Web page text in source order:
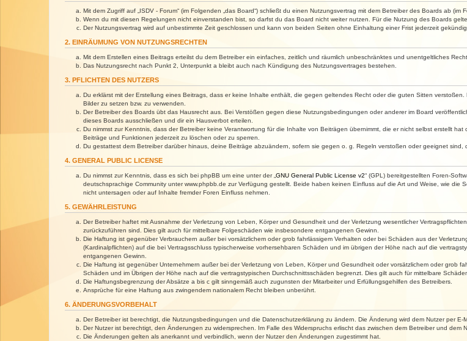
Mit dem Zugriff auf „ISDV - Forum“ (im Folgenden „das Board“) schließt du einen Nutzungsvertrag mit dem Betreiber des Boards ab
Wenn du mit diesen Regelungen nicht einverstanden bist, so darfst du das Board nicht weiter nutzen. Für die Nutzung des Boards
Der Nutzungsvertrag wird auf unbestimmte Zeit geschlossen und kann von beiden Seiten ohne Einhaltung einer Frist jederzeit
2. EINRÄUMUNG VON NUTZUNGSRECHTEN
Mit dem Erstellen eines Beitrags erteilst du dem Betreiber ein einfaches, zeitlich und räumlich unbeschränktes und unentgeltliches
Das Nutzungsrecht nach Punkt 2, Unterpunkt a bleibt auch nach Kündigung des Nutzungsvertrages bestehen.
3. PFLICHTEN DES NUTZERS
Du erklärst mit der Erstellung eines Beitrags, dass er keine Inhalte enthält, die gegen geltendes Recht oder die guten Sitten
Bilder zu setzen bzw. zu verwenden.
Der Betreiber des Boards übt das Hausrecht aus. Bei Verstößen gegen diese Nutzungsbedingungen oder anderer im Board
dieses Boards ausschließen und dir ein Hausverbot erteilen.
Du nimmst zur Kenntnis, dass der Betreiber keine Verantwortung für die Inhalte von Beiträgen übernimmt, die er nicht selbst erstellt
Beiträge und Funktionen jederzeit zu löschen oder zu sperren.
Du gestattest dem Betreiber darüber hinaus, deine Beiträge abzuändern, sofern sie gegen o. g. Regeln verstoßen oder geeignet sind,
4. GENERAL PUBLIC LICENSE
Du nimmst zur Kenntnis, dass es sich bei phpBB um eine unter der „ GNU General Public License v2“ (GPL) bereitgestellten Foren-
deutschsprachige Community unter www.phpbb.de zur Verfügung gestellt. Beide haben keinen Einfluss auf die Art und Weise, wie
nicht untersagen oder auf Inhalte fremder Foren Einfluss nehmen.
5. GEWÄHRLEISTUNG
Der Betreiber haftet mit Ausnahme der Verletzung von Leben, Körper und Gesundheit und der Verletzung wesentlicher
zurückzuführen sind. Dies gilt auch für mittelbare Folgeschäden wie insbesondere entgangenen Gewinn.
Die Haftung ist gegenüber Verbrauchern außer bei vorsätzlichem oder grob fahrlässigem Verhalten oder bei Schäden aus der
(Kardinalpflichten) auf die bei Vertragsschluss typischerweise vorhersehbaren Schäden und im übrigen der Höhe nach auf die
entgangenen Gewinn.
Die Haftung ist gegenüber Unternehmern außer bei der Verletzung von Leben, Körper und Gesundheit oder vorsätzlichem oder grob
Schäden und im Übrigen der Höhe nach auf die vertragstypischen Durchschnittsschäden begrenzt. Dies gilt auch für mittelbare
Die Haftungsbegrenzung der Absätze a bis c gilt sinngemäß auch zugunsten der Mitarbeiter und Erfüllungsgehilfen des Betreibers.
Ansprüche für eine Haftung aus zwingendem nationalem Recht bleiben unberührt.
6. ÄNDERUNGSVORBEHALT
Der Betreiber ist berechtigt, die Nutzungsbedingungen und die Datenschutzerklärung zu ändern. Die Änderung wird dem Nutzer per E-
Der Nutzer ist berechtigt, den Änderungen zu widersprechen. Im Falle des Widerspruchs erlischt das zwischen dem Betreiber und dem
Die Änderungen gelten als anerkannt und verbindlich, wenn der Nutzer den Änderungen zugestimmt hat.